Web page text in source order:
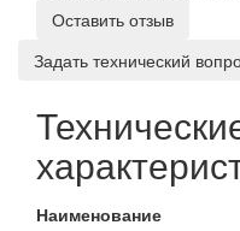
Оставить отзыв
Задать технический
Наименование